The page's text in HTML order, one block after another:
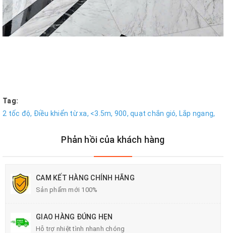
Tag:
2 tốc độ, Điều khiển từ xa, <3.5m, 900, quạt chắn gió, Lắp ngang,
Phản hồi của khách hàng
CAM KẾT HÀNG CHÍNH HÃNG
Sản phẩm mới 100%
GIAO HÀNG ĐÚNG HẸN
Hỗ trợ nhiệt tình nhanh chóng